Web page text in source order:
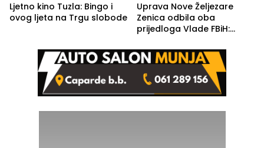
Ljetno kino Tuzla: Bingo i
ovog ljeta na Trgu slobode
Uprava Nove Željezare
Zenica odbila oba
prijedloga Vlade FBiH:
rješenje